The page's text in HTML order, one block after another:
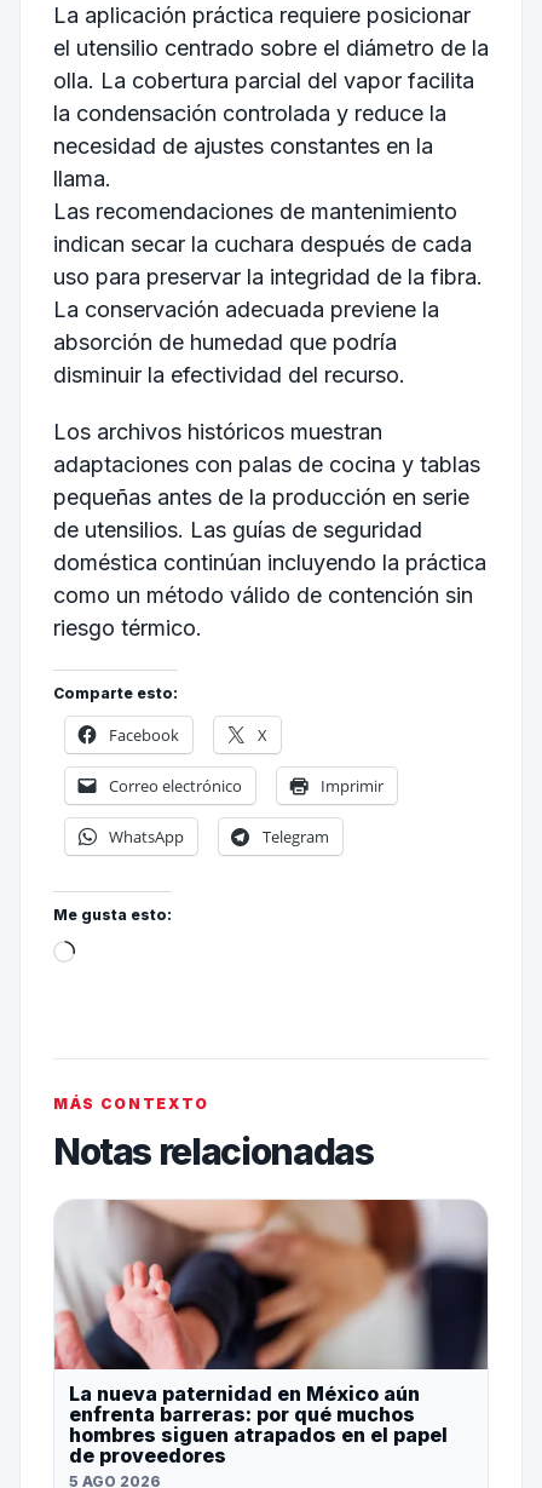
La aplicación práctica requiere posicionar
el utensilio centrado sobre el diámetro de la
olla. La cobertura parcial del vapor facilita
la condensación controlada y reduce la
necesidad de ajustes constantes en la
llama.
Las recomendaciones de mantenimiento
indican secar la cuchara después de cada
uso para preservar la integridad de la fibra.
La conservación adecuada previene la
absorción de humedad que podría
disminuir la efectividad del recurso.
Los archivos históricos muestran
adaptaciones con palas de cocina y tablas
pequeñas antes de la producción en serie
de utensilios. Las guías de seguridad
doméstica continúan incluyendo la práctica
como un método válido de contención sin
riesgo térmico.
Comparte esto:
Facebook X
Correo electrónico Imprimir
WhatsApp Telegram
Me gusta esto:
MÁS CONTEXTO
Notas relacionadas
La nueva paternidad en México aún
enfrenta barreras: por qué muchos
hombres siguen atrapados en el papel
de proveedores
5 AGO 2026